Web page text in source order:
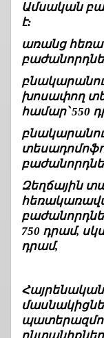
Ամսական
է:
առանց
խոսափող
համար՝ 550
Զեղճային
750 դրամ,
դրամ,